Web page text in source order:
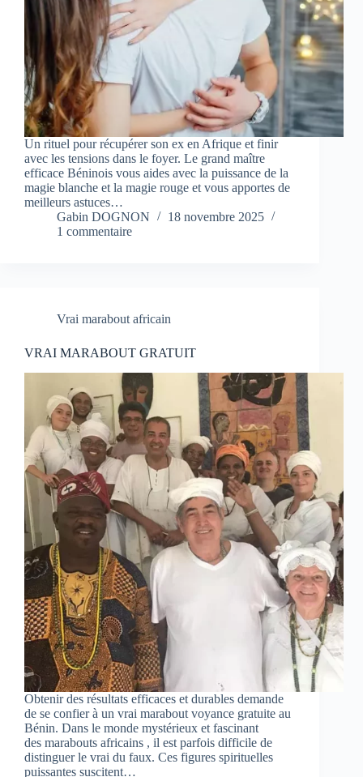
Un rituel pour récupérer son ex en Afrique et finir
avec les tensions dans le foyer. Le grand maître
efficace Béninois vous aides avec la puissance de la
magie blanche et la magie rouge et vous apportes de
meilleurs astuces…
Gabin DOGNON
18 novembre 2025
1 commentaire
Vrai marabout africain
VRAI MARABOUT GRATUIT
Obtenir des résultats efficaces et durables demande
de se confier à un vrai marabout voyance gratuite au
Bénin. Dans le monde mystérieux et fascinant
des marabouts africains , il est parfois difficile de
distinguer le vrai du faux. Ces figures spirituelles
puissantes suscitent…